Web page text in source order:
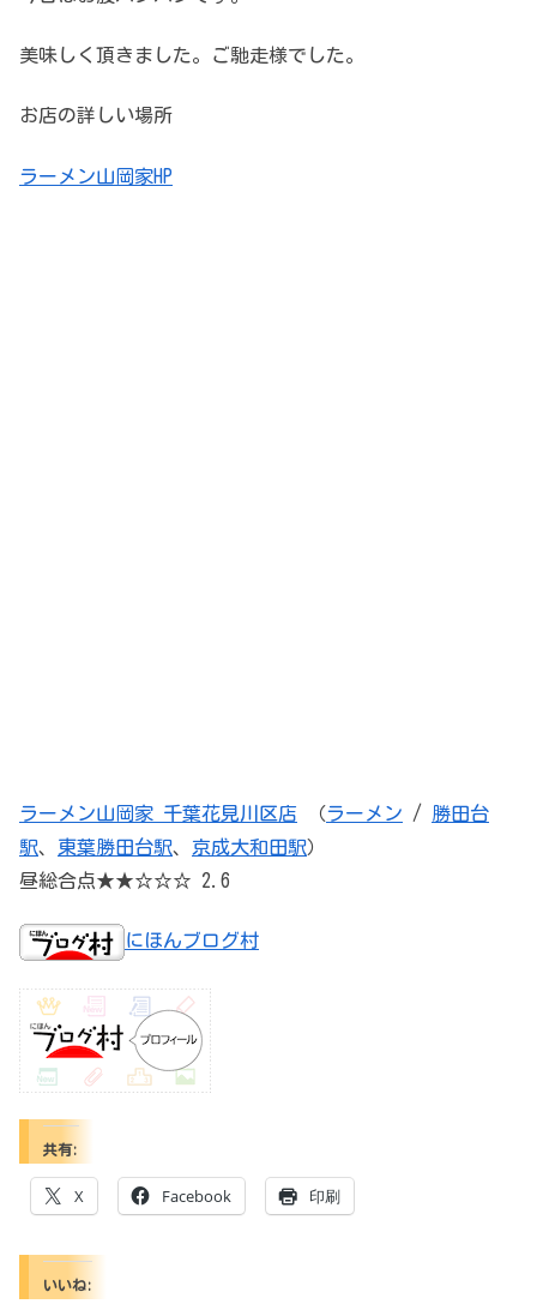
美味しく頂きました。ご馳走様でした。
お店の詳しい場所
ラーメン山岡家HP
ラーメン山岡家 千葉花見川区店 （ラーメン / 勝田台
駅、 東葉勝田台駅、 京成大和田駅）
昼総合点★★☆☆☆ 2.6
にほんブログ村
共有:
X Facebook 印刷
いいね: